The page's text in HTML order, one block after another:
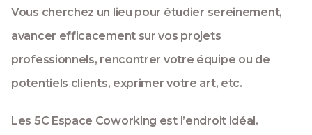
Vous cherchez un lieu pour étudier sereinement,
avancer efficacement sur vos projets
professionnels, rencontrer votre équipe ou de
potentiels clients, exprimer votre art, etc.
Les 5C Espace Coworking est l’endroit idéal.